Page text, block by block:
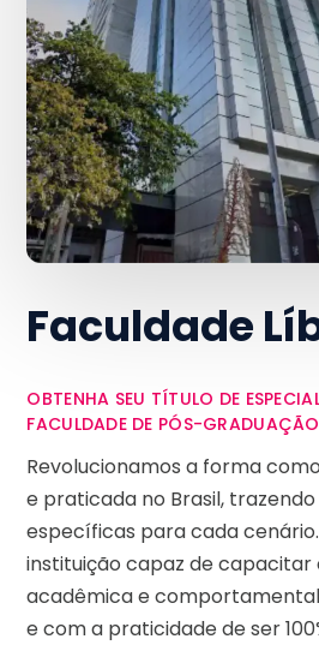
Faculdade
OBTENHA SEU TÍTULO DE
FACULDADE DE PÓS-
Revolucionamos a forma
e praticada no Brasil,
específicas para cada
instituição capaz de capacitar
acadêmica e
e com a praticidade de ser